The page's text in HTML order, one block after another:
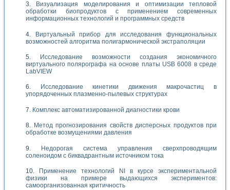
Визуализация моделирования и оптимизации тепловой
обработки биопродуктов с применением современных
информационных технологий и программных средств
Виртуальный прибор для исследования функциональных
возможностей алгоритма полигармонической экстраполяции
Исследование возможности создания экономичного
виртуального полярографа на основе платы USB 6008 в среде
LabVIEW
Исследование кинетики движения макрочастиц в
упорядоченных плазменно-пылевых структурах
Комплекс автоматизированной диагностики крови
Метод прогнозирования свойств дисперсных продуктов при
обработке возмущениями давления
Недорогая система управления сверхпроводящим
соленоидом с биквадрантным источником тока
Применение технологий NI в курсе экспериментальной
физики на примере выдающихся экспериментов:
самоорганизованная критичность